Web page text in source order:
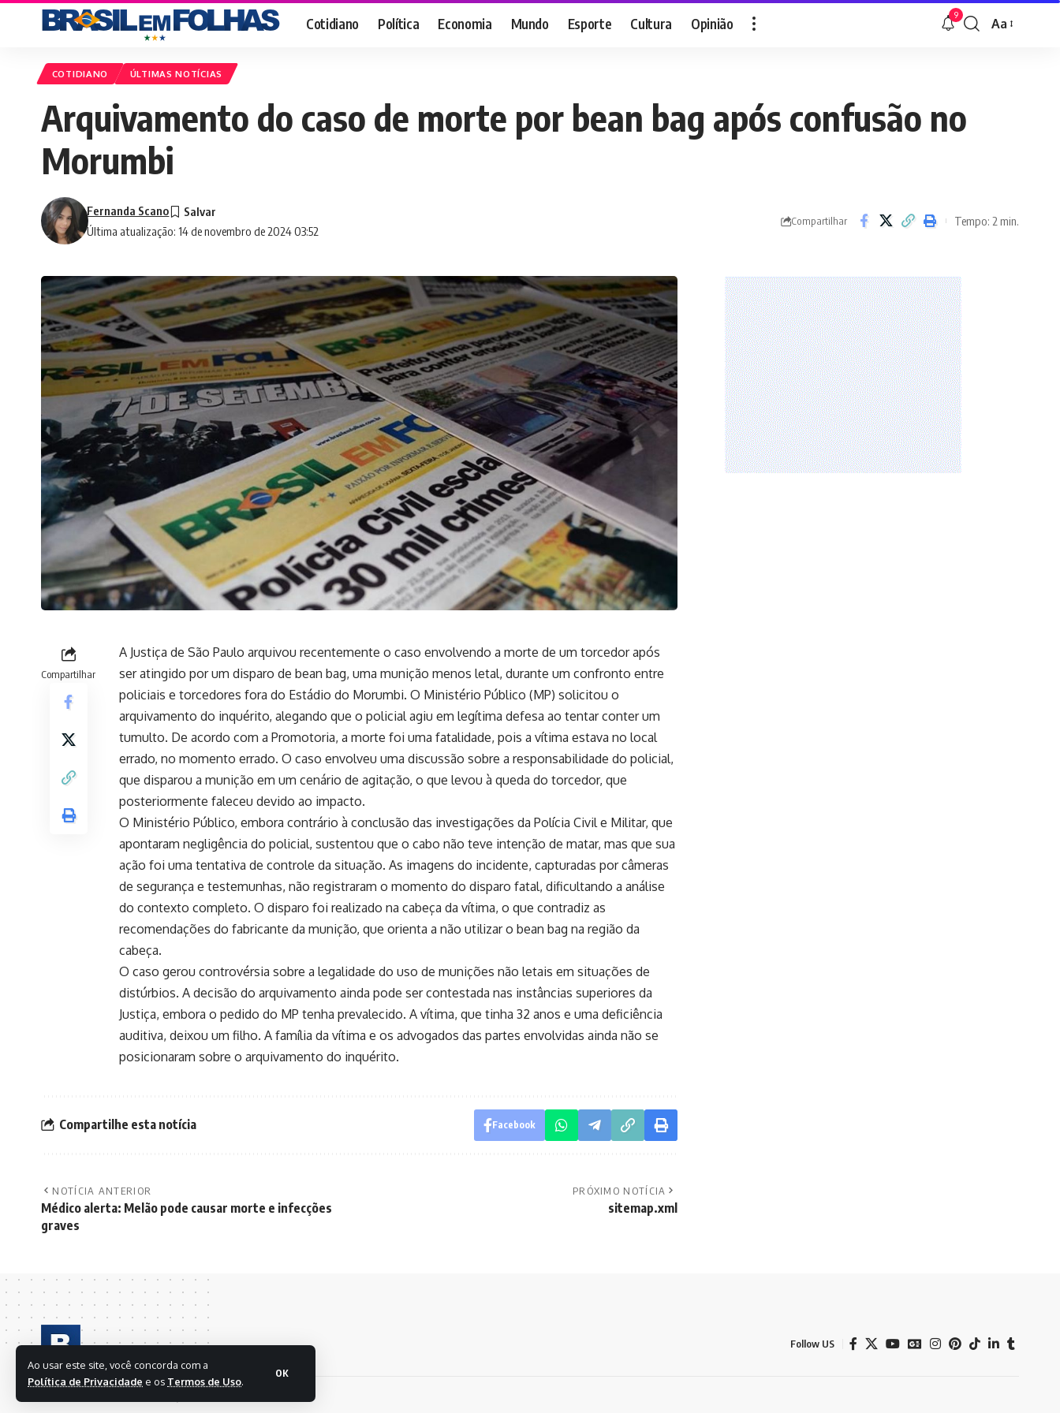
Ao usar este site, você concorda com a
Política de Privacidade e os Termos de Uso.
OK
Cotidiano Política Economia Mundo Esporte Cultura Opinião 9
Font
Aa
COTIDIANO ÚLTIMAS NOTÍCIAS
Arquivamento do caso de morte por bean bag após confusão no
Morumbi
Última atualização: 14 de novembro de 2024 03:52
Fernanda Scano
Compartilhar Tempo: 2 min.
Compartilhar
A Justiça de São Paulo arquivou recentemente o caso envolvendo a morte de um torcedor após
ser atingido por um disparo de bean bag, uma munição menos letal, durante um confronto entre
policiais e torcedores fora do Estádio do Morumbi. O Ministério Público (MP) solicitou o
arquivamento do inquérito, alegando que o policial agiu em legítima defesa ao tentar conter um
tumulto. De acordo com a Promotoria, a morte foi uma fatalidade, pois a vítima estava no local
errado, no momento errado. O caso envolveu uma discussão sobre a responsabilidade do policial,
que disparou a munição em um cenário de agitação, o que levou à queda do torcedor, que
posteriormente faleceu devido ao impacto.
O Ministério Público, embora contrário à conclusão das investigações da Polícia Civil e Militar, que
apontaram negligência do policial, sustentou que o cabo não teve intenção de matar, mas que sua
ação foi uma tentativa de controle da situação. As imagens do incidente, capturadas por câmeras
de segurança e testemunhas, não registraram o momento do disparo fatal, dificultando a análise
do contexto completo. O disparo foi realizado na cabeça da vítima, o que contradiz as
recomendações do fabricante da munição, que orienta a não utilizar o bean bag na região da
cabeça.
O caso gerou controvérsia sobre a legalidade do uso de munições não letais em situações de
distúrbios. A decisão do arquivamento ainda pode ser contestada nas instâncias superiores da
Justiça, embora o pedido do MP tenha prevalecido. A vítima, que tinha 32 anos e uma deficiência
auditiva, deixou um filho. A família da vítima e os advogados das partes envolvidas ainda não se
posicionaram sobre o arquivamento do inquérito.
Compartilhe esta notícia Facebook
NOTÍCIA ANTERIOR
Médico alerta: Melão pode causar morte e infecções
graves
PRÓXIMO NOTÍCIA
sitemap.xml
Follow US